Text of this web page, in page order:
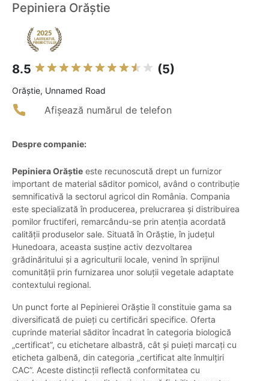
Pepiniera Orăștie
8.5 (5)
Orăştie, Unnamed Road
Afișează numărul de telefon
Despre companie:
Pepiniera Orăștie este recunoscută drept un furnizor
important de material săditor pomicol, având o contribuție
semnificativă la sectorul agricol din România. Compania
este specializată în producerea, prelucrarea și distribuirea
pomilor fructiferi, remarcându-se prin atenția acordată
calității produselor sale. Situată în Orăștie, în județul
Hunedoara, aceasta susține activ dezvoltarea
grădinăritului și a agriculturii locale, venind în sprijinul
comunității prin furnizarea unor soluții vegetale adaptate
contextului regional.
Un punct forte al Pepinierei Orăștie îl constituie gama sa
diversificată de puieți cu certificări specifice. Oferta
cuprinde material săditor încadrat în categoria biologică
„certificat”, cu etichetare albastră, cât și puieți marcați cu
eticheta galbenă, din categoria „certificat alte înmulțiri
CAC”. Aceste distincții reflectă conformitatea cu